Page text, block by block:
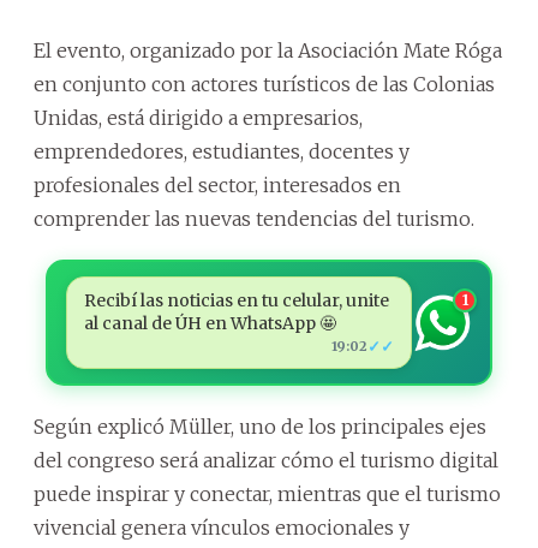
El evento, organizado por la Asociación Mate Róga
en conjunto con actores turísticos de las Colonias
Unidas, está dirigido a empresarios,
emprendedores, estudiantes, docentes y
profesionales del sector, interesados en
comprender las nuevas tendencias del turismo.
Recibí las noticias en tu celular, unite
al canal de ÚH en WhatsApp 🤩
19:02 ✓✓
1
Según explicó Müller, uno de los principales ejes
del congreso será analizar cómo el turismo digital
puede inspirar y conectar, mientras que el turismo
vivencial genera vínculos emocionales y